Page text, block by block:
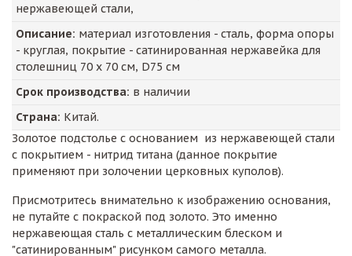
нержавеющей стали,
Описание: материал изготовления - сталь, форма опоры
- круглая, покрытие - сатинированная нержавейка для
столешниц 70 х 70 см, D75 см
Срок производства: в наличии
Страна: Китай.
Золотое подстолье с основанием из нержавеющей стали
с покрытием - нитрид титана (данное покрытие
применяют при золочении церковных куполов).
Присмотритесь внимательно к изображению основания,
не путайте с покраской под золото. Это именно
нержавеющая сталь с металлическим блеском и
"сатинированным" рисунком самого металла.